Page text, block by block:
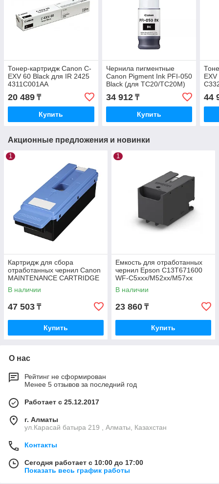
Тонер-картридж Canon C-
EXV 60 Black для IR 2425
4311C001AA
20 489 ₸
Купить
Чернила пигментные
Canon Pigment Ink PFI-050
Black (для TC20/TC20M)
5698C001AA
34 912₸
Купить
44
Акционные предложения и новинки
1
Картридж для сбора
отработанных чернил Canon
MAINTENANCE CARTRIDGE
MC-30 (1156C002AA)
1156C002AA
В наличии
47 503 ₸
Купить
1
Емкость для отработанных
чернил Epson C13T671600
WF-C5xxx/M52xx/M57xx
В наличии
23 860 ₸
Купить
О нас
Рейтинг не сформирован
Менее 5 отзывов за последний год
Работает с 25.12.2017
г. Алматы
ул.Карасай батыра 219 , Алматы, Казахстан
Контакты
Сегодня работает с 10:00 до 17:00
Показать весь график работы